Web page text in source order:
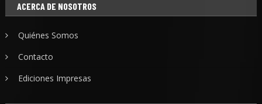
ACERCA DE NOSOTROS
Quiénes Somos
Contacto
Ediciones Impresas